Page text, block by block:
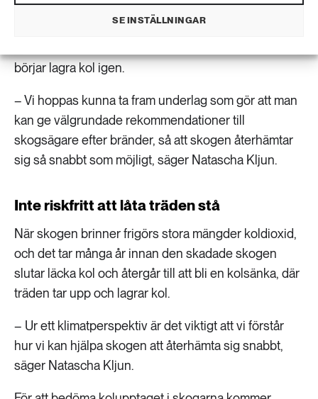
SE INSTÄLLNINGAR
hela landet, från Skåne till Norrbotten, och omfattar
alla klimatzoner i Sverige. Målet är att identifiera de
börjar lagra kol igen.
– Vi hoppas kunna ta fram underlag som gör att man
kan ge välgrundade rekommendationer till
skogsägare efter bränder, så att skogen återhämtar
sig så snabbt som möjligt, säger Natascha Kljun.
Inte riskfritt att låta träden stå
När skogen brinner frigörs stora mängder koldioxid,
och det tar många år innan den skadade skogen
slutar läcka kol och återgår till att bli en kolsänka, där
träden tar upp och lagrar kol.
– Ur ett klimatperspektiv är det viktigt att vi förstår
hur vi kan hjälpa skogen att återhämta sig snabbt,
säger Natascha Kljun.